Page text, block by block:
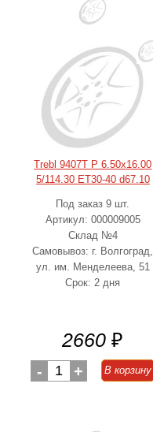
Trebl 9407T P 6.50x16.00
5/114.30 ET30-40 d67.10
Под заказ 9 шт.
Артикул: 000009005
Склад №4
Самовывоз: г. Волгоград,
ул. им. Менделеева, 51
Срок: 2 дня
2660 ₽
- 1 + В корзину